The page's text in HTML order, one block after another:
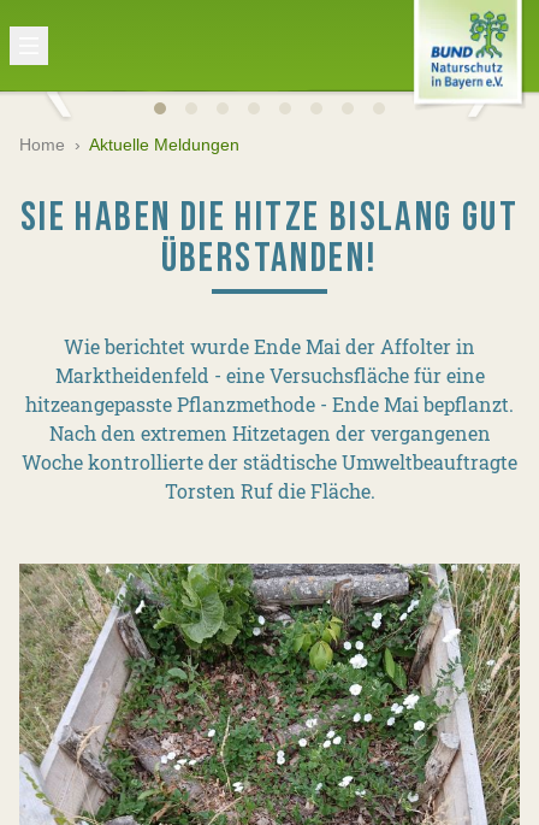
Home › Aktuelle Meldungen
SIE HABEN DIE HITZE BISLANG GUT
ÜBERSTANDEN!
Wie berichtet wurde Ende Mai der Affolter in
Marktheidenfeld - eine Versuchsfläche für eine
hitzeangepasste Pflanzmethode - Ende Mai bepflanzt.
Nach den extremen Hitzetagen der vergangenen
Woche kontrollierte der städtische Umweltbeauftragte
Torsten Ruf die Fläche.